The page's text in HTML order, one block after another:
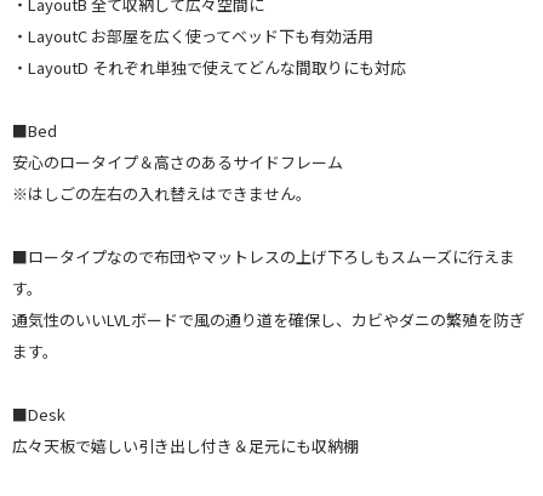
・LayoutB 全て収納して広々空間に
・LayoutC お部屋を広く使ってベッド下も有効活用
・LayoutD それぞれ単独で使えてどんな間取りにも対応
■Bed
安心のロータイプ＆高さのあるサイドフレーム
※はしごの左右の入れ替えはできません。
■ロータイプなので布団やマットレスの上げ下ろしもスムーズに行えま
す。
通気性のいいLVLボードで風の通り道を確保し、カビやダニの繁殖を防ぎ
ます。
■Desk
広々天板で嬉しい引き出し付き＆足元にも収納棚